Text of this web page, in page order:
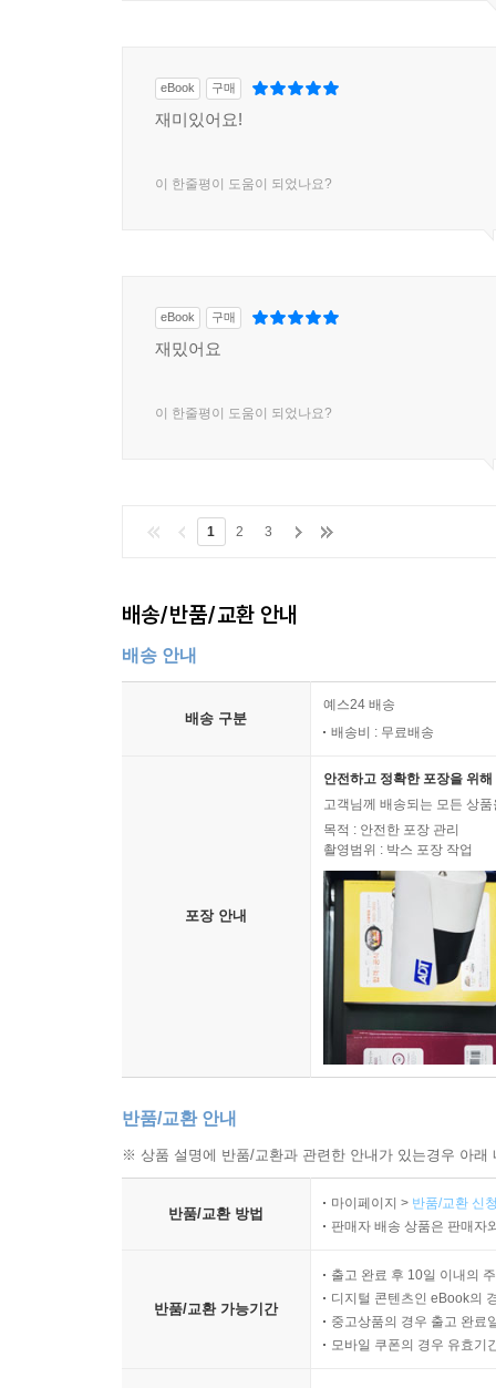
eBook 구매
재미있어요!
이 한줄평이 도움이 되었나요?
eBook 구매
재밌어요
이 한줄평이 도움이 되었나요?
1 2 3
배송/반품/교환 안내
배송 안내
배송 구분
예스24 배송
배송비 : 무료배송
포장 안내
안전하고 정확한 포장을 위
고객님께 배송되는 모든 상
목적 : 안전한 포장 관리
촬영범위 : 박스 포장 작업
반품/교환 안내
※ 상품 설명에 반품/교환과 관련한 안내가 있는경우 아
반품/교환 방법
마이페이지 > 반품/교환 신
판매자 배송 상품은 판매자
반품/교환 가능기간
출고 완료 후 10일 이내의
디지털 콘텐츠인 eBook의
중고상품의 경우 출고 완료
모바일 쿠폰의 경우 유효기